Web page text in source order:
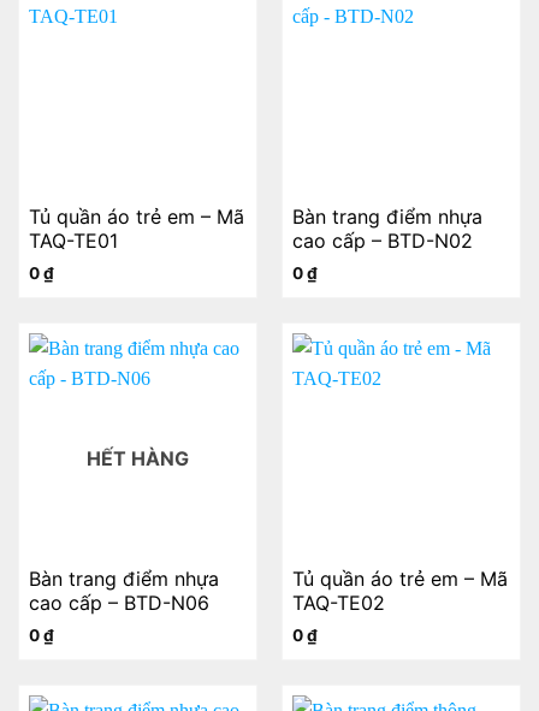
Tủ quần áo trẻ em – Mã
TAQ-TE01
0₫
Bàn trang điểm nhựa
cao cấp – BTD-N02
0₫
HẾT HÀNG
Bàn trang điểm nhựa
cao cấp – BTD-N06
0₫
Tủ quần áo trẻ em – Mã
TAQ-TE02
0₫